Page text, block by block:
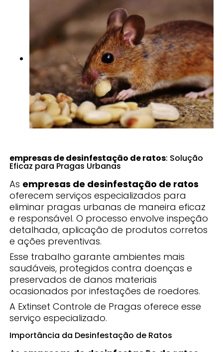
empresas de desinfestação de ratos: Solução
Eficaz para Pragas Urbanas
As empresas de desinfestação de ratos
oferecem serviços especializados para
eliminar pragas urbanas de maneira eficaz
e responsável. O processo envolve inspeção
detalhada, aplicação de produtos corretos
e ações preventivas.
Esse trabalho garante ambientes mais
saudáveis, protegidos contra doenças e
preservados de danos materiais
ocasionados por infestações de roedores.
A Extinset Controle de Pragas oferece esse
serviço especializado.
Importância da Desinfestação de Ratos